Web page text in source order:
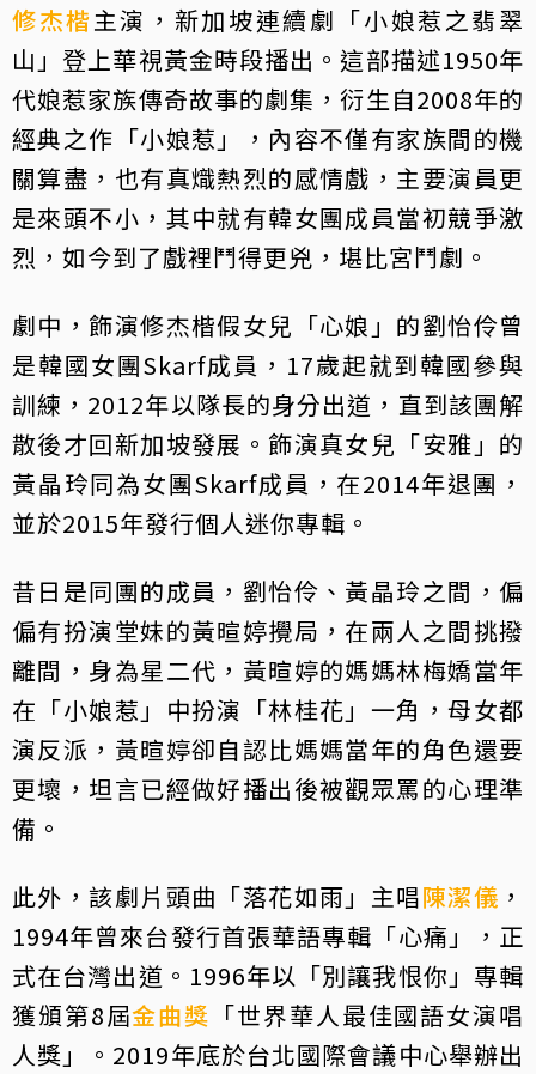
修杰楷主演，新加坡連續劇「小娘惹之翡翠
山」登上華視黃金時段播出。這部描述1950年
代娘惹家族傳奇故事的劇集，衍生自2008年的
經典之作「小娘惹」，內容不僅有家族間的機
關算盡，也有真熾熱烈的感情戲，主要演員更
是來頭不小，其中就有韓女團成員當初競爭激
烈，如今到了戲裡鬥得更兇，堪比宮鬥劇。
劇中，飾演修杰楷假女兒「心娘」的劉怡伶曾
是韓國女團Skarf成員，17歲起就到韓國參與
訓練，2012年以隊長的身分出道，直到該團解
散後才回新加坡發展。飾演真女兒「安雅」的
黃晶玲同為女團Skarf成員，在2014年退團，
並於2015年發行個人迷你專輯。
昔日是同團的成員，劉怡伶、黃晶玲之間，偏
偏有扮演堂妹的黃暄婷攪局，在兩人之間挑撥
離間，身為星二代，黃暄婷的媽媽林梅嬌當年
在「小娘惹」中扮演「林桂花」一角，母女都
演反派，黃暄婷卻自認比媽媽當年的角色還要
更壞，坦言已經做好播出後被觀眾罵的心理準
備。
此外，該劇片頭曲「落花如雨」主唱陳潔儀 ，
1994年曾來台發行首張華語專輯「心痛」，正
式在台灣出道。1996年以「別讓我恨你」專輯
獲頒第8屆金曲獎 「世界華人最佳國語女演唱
人獎」。2019年底於台北國際會議中心舉辦出